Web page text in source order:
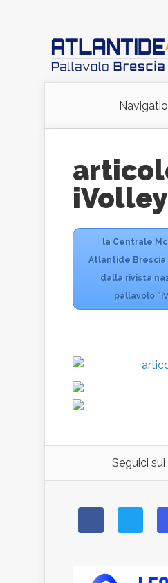
iVolley
la Centrale
Atlantide
dalla rivista
pallavolo
Seguici